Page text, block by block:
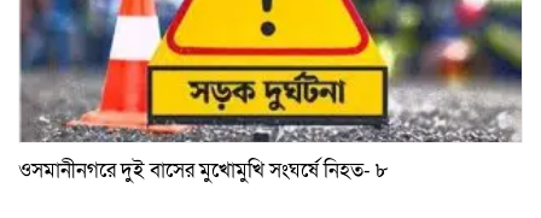
ওসমানীনগরে দুই বাসের মুখোমুখি সংঘর্ষে নিহত- ৮